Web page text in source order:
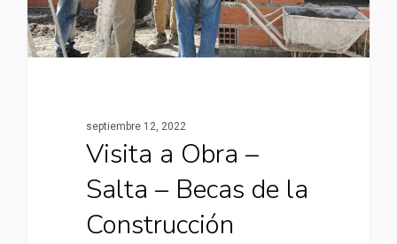
septiembre 12, 2022
Visita a Obra –
Salta – Becas de la
Construcción